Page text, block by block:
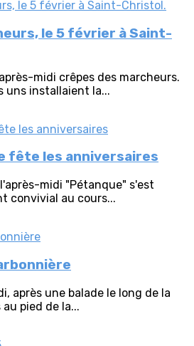
le 5 février à Saint-
midi crêpes des marcheurs.
uns installaient la...
fête les anniversaires
midi "Pétanque" s'est
convivial au cours...
après une balade le long de la
pied de la...